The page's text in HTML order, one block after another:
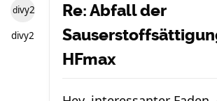
divy2
divy2
Re: Abfall der
HFmax